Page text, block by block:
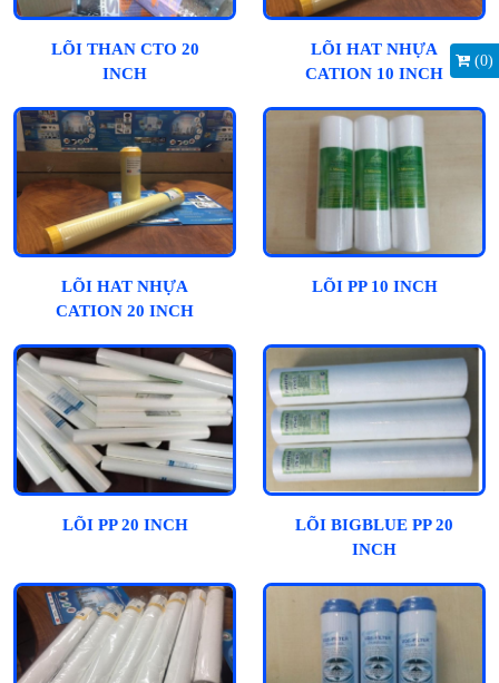
(0)
LÕI THAN CTO 20
INCH
LÕI HAT NHỰA
CATION 10 INCH
LÕI HAT NHỰA
CATION 20 INCH
LÕI PP 10 INCH
LÕI PP 20 INCH
LÕI BIGBLUE PP 20
INCH